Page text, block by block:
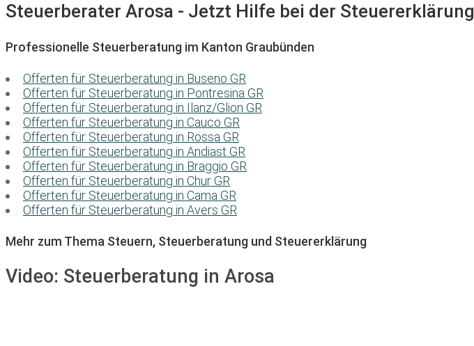
Steuerberater Arosa - Jetzt Hilfe bei der Steuererklärung
Professionelle Steuerberatung im Kanton Graubünden
Offerten für Steuerberatung in Buseno GR
Offerten für Steuerberatung in Pontresina GR
Offerten für Steuerberatung in Ilanz/Glion GR
Offerten für Steuerberatung in Cauco GR
Offerten für Steuerberatung in Rossa GR
Offerten für Steuerberatung in Andiast GR
Offerten für Steuerberatung in Braggio GR
Offerten für Steuerberatung in Chur GR
Offerten für Steuerberatung in Cama GR
Offerten für Steuerberatung in Avers GR
Mehr zum Thema Steuern, Steuerberatung und Steuererklärung
Video: Steuerberatung in Arosa